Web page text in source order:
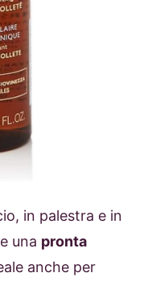
in palestra e in
una pronta
anche per